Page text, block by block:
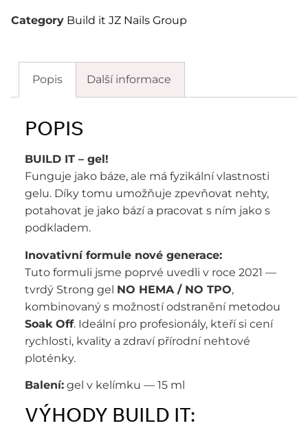
Category Build it JZ Nails Group
Popis Další informace
POPIS
BUILD IT – gel!
Funguje jako báze, ale má fyzikální vlastnosti
gelu. Díky tomu umožňuje zpevňovat nehty,
potahovat je jako bází a pracovat s ním jako s
podkladem.
Inovativní formule nové generace:
Tuto formuli jsme poprvé uvedli v roce 2021 —
tvrdý Strong gel NO HEMA / NO TPO,
kombinovaný s možností odstranění metodou
Soak Off. Ideální pro profesionály, kteří si cení
rychlosti, kvality a zdraví přírodní nehtové
ploténky.
Balení: gel v kelímku — 15 ml
VÝHODY BUILD IT: